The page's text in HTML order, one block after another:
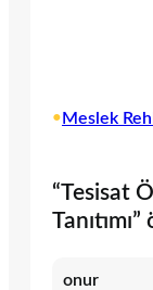
• Meslek
“Tesisat
onur